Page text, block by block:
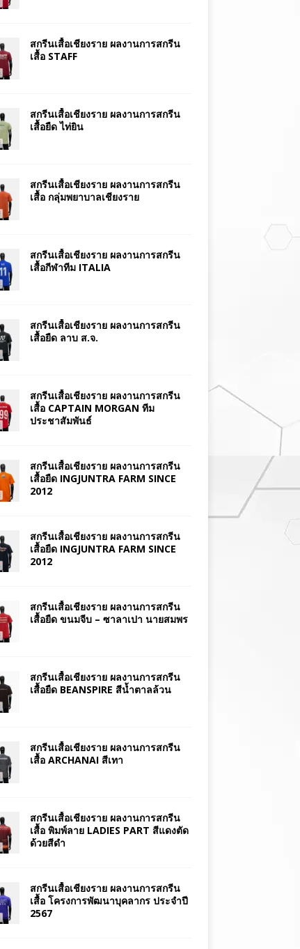
สกรีนเสื้อเชียงราย ผลงานการสกรีน
เสื้อ STAFF
สกรีนเสื้อเชียงราย ผลงานการสกรีน
เสื้อยืด ไท่ยิน
สกรีนเสื้อเชียงราย ผลงานการสกรีน
เสื้อ กลุ่มพยาบาลเชียงราย
สกรีนเสื้อเชียงราย ผลงานการสกรีน
เสื้อกีฬาทีม ITALIA
สกรีนเสื้อเชียงราย ผลงานการสกรีน
เสื้อยืด ลาบ ส.จ.
สกรีนเสื้อเชียงราย ผลงานการสกรีน
เสื้อ CAPTAIN MORGAN ทีม
ประชาสัมพันธ์
สกรีนเสื้อเชียงราย ผลงานการสกรีน
เสื้อยืด INGJUNTRA FARM SINCE
2012
สกรีนเสื้อเชียงราย ผลงานการสกรีน
เสื้อยืด INGJUNTRA FARM SINCE
2012
สกรีนเสื้อเชียงราย ผลงานการสกรีน
เสื้อยืด ขนมจีบ – ซาลาเปา นายสมพร
สกรีนเสื้อเชียงราย ผลงานการสกรีน
เสื้อยืด BEANSPIRE สีน้ำตาลล้วน
สกรีนเสื้อเชียงราย ผลงานการสกรีน
เสื้อ ARCHANAI สีเทา
สกรีนเสื้อเชียงราย ผลงานการสกรีน
เสื้อ พิมพ์ลาย LADIES PART สีแดงตัด
ด้วยสีดำ
สกรีนเสื้อเชียงราย ผลงานการสกรีน
เสื้อ โครงการพัฒนาบุคลากร ประจำปี
2567